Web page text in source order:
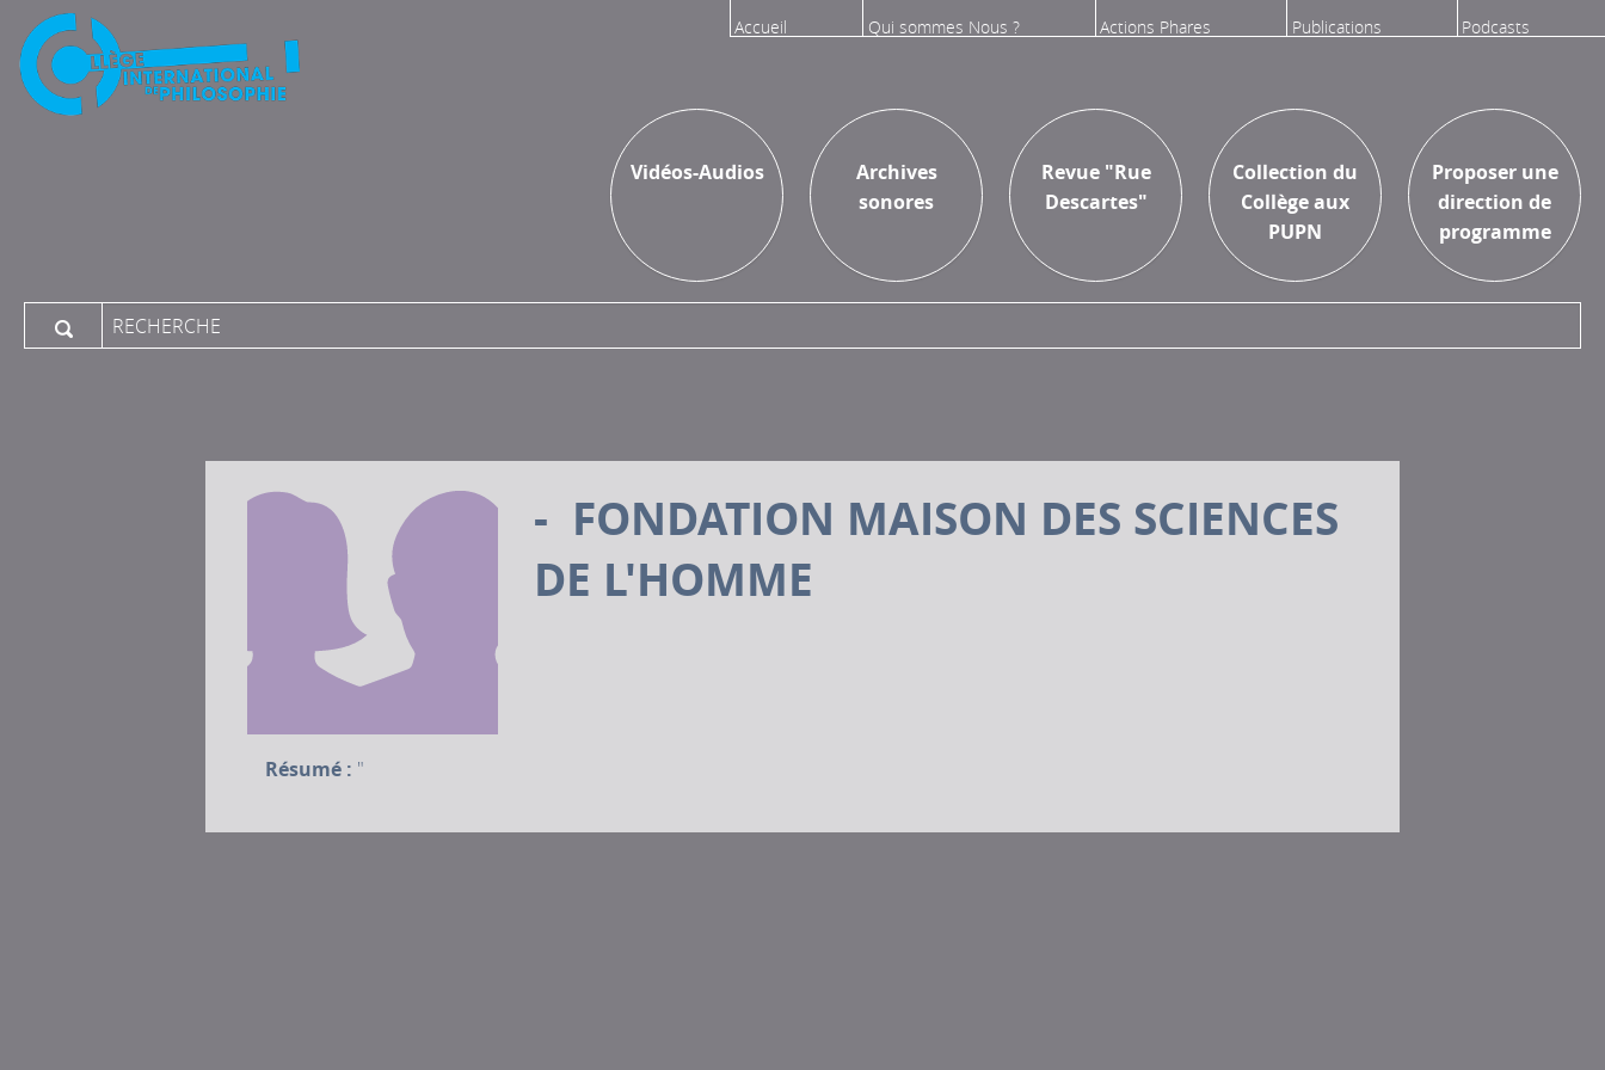
Accueil Qui sommes Nous ? Actions Phares Publications Podcasts
Proposer une
direction de
programme
Proposer une
recherche
Collection du
Collège aux
PUPN
Aux Presses
Universitaires
Paris Nanterre
Revue "Rue
Descartes"
Archives
sonores
Sur l'Inathèque
Vidéos-Audios
Vidéos
- FONDATION MAISON DES SCIENCES
DE L'HOMME
Résumé : "